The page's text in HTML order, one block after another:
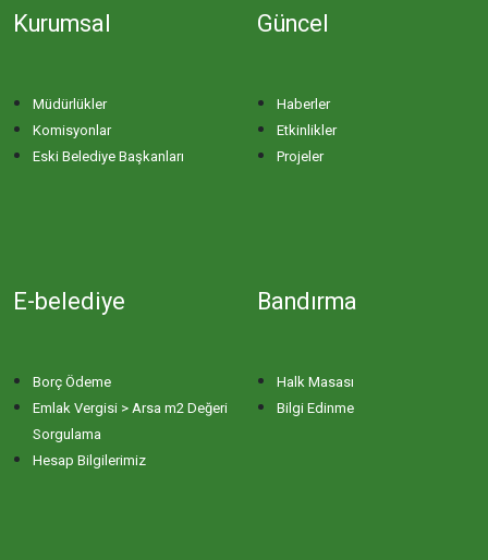
Kurumsal
Müdürlükler
Komisyonlar
Eski Belediye Başkanları
Güncel
Haberler
Etkinlikler
Projeler
E-belediye
Borç Ödeme
Emlak Vergisi > Arsa m2 Değeri
Sorgulama
Hesap Bilgilerimiz
Bandırma
Halk Masası
Bilgi Edinme